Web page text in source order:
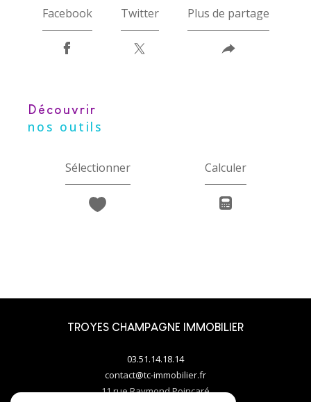
Facebook Twitter Plus de partage
découvrir
nos outils
Sélectionner Calculer
TROYES CHAMPAGNE IMMOBILIER
03.51.14.18.14
contact@tc-immobilier.fr
11 rue Raymond Poincaré